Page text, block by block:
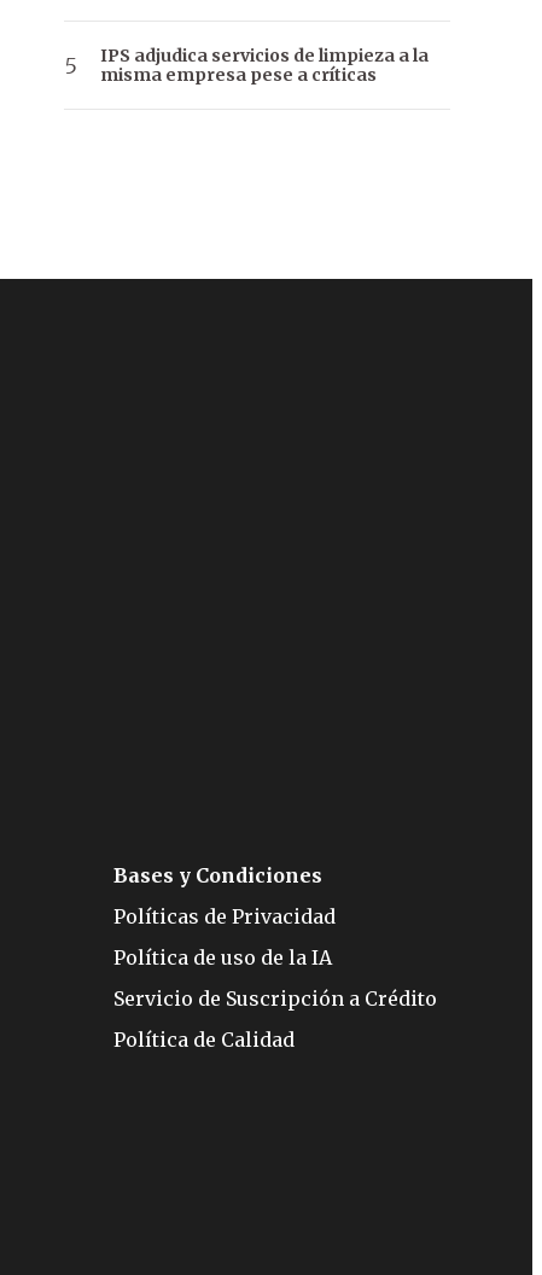
IPS adjudica servicios de limpieza a la
misma empresa pese a críticas
Bases y Condiciones
Políticas de Privacidad
Política de uso de la IA
Servicio de Suscripción a Crédito
Política de Calidad